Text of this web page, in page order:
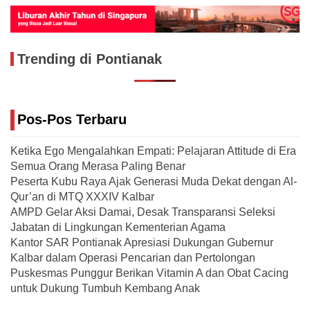
Trending di Pontianak
Pos-Pos Terbaru
Ketika Ego Mengalahkan Empati: Pelajaran Attitude di Era
Semua Orang Merasa Paling Benar
Peserta Kubu Raya Ajak Generasi Muda Dekat dengan Al-
Qur’an di MTQ XXXIV Kalbar
AMPD Gelar Aksi Damai, Desak Transparansi Seleksi
Jabatan di Lingkungan Kementerian Agama
Kantor SAR Pontianak Apresiasi Dukungan Gubernur
Kalbar dalam Operasi Pencarian dan Pertolongan
Puskesmas Punggur Berikan Vitamin A dan Obat Cacing
untuk Dukung Tumbuh Kembang Anak